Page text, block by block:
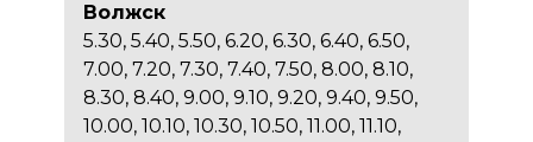
Волжск
5.30, 5.40, 5.50, 6.20, 6.30, 6.40, 6.50,
7.00, 7.20, 7.30, 7.40, 7.50, 8.00, 8.10,
8.30, 8.40, 9.00, 9.10, 9.20, 9.40, 9.50,
10.00, 10.10, 10.30, 10.50, 11.00, 11.10,